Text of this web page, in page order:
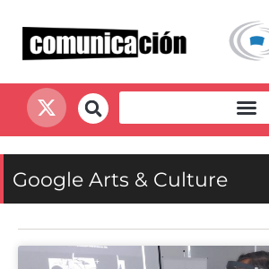
Google Arts & Culture